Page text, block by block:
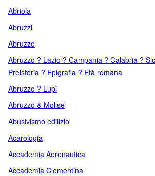
Abriola
Abruzzi
Abruzzo
Abruzzo ? Lazio ? Campania ? Calabria ?
Preistoria ? Epigrafia ? Età romana
Abruzzo ? Lupi
Abruzzo & Molise
Abusivismo edilizio
Acarologia
Accademia Aeronautica
Accademia Clementina